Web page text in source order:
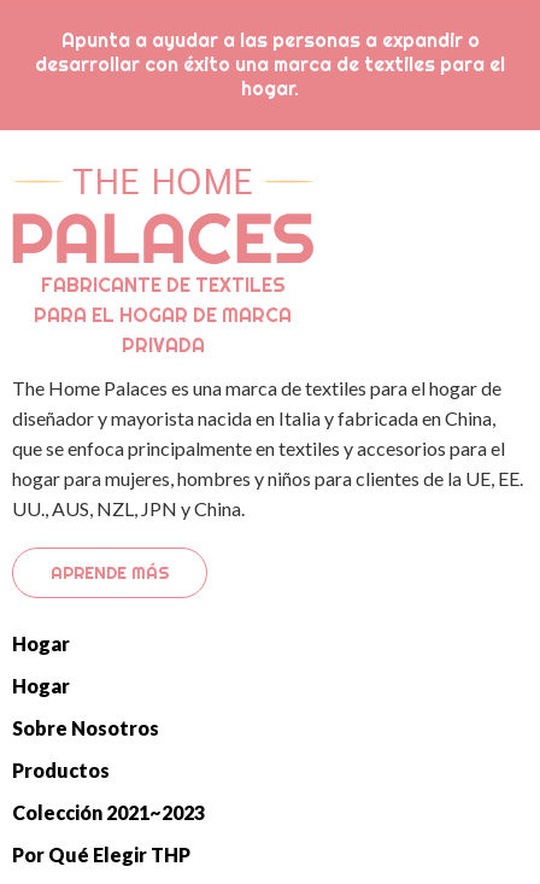
Apunta a ayudar a las personas a expandir o
desarrollar con éxito una marca de textiles para el
hogar.
FABRICANTE DE TEXTILES
PARA EL HOGAR DE MARCA
PRIVADA
The Home Palaces es una marca de textiles para el hogar de
diseñador y mayorista nacida en Italia y fabricada en China,
que se enfoca principalmente en textiles y accesorios para el
hogar para mujeres, hombres y niños para clientes de la UE, EE.
UU., AUS, NZL, JPN y China.
APRENDE MÁS
Hogar
Hogar
Sobre Nosotros
Productos
Colección 2021~2023
Por Qué Elegir THP